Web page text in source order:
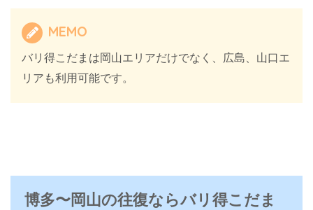
MEMO
バリ得こだまは岡山エリアだけでなく、広島、山口エ
リアも利用可能です。
博多〜岡山の往復ならバリ得こだま